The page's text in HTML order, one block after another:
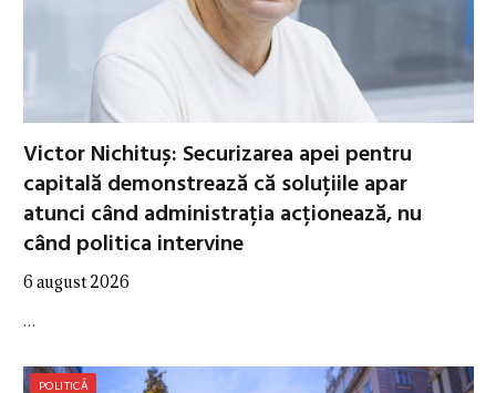
Victor Nichituș: Securizarea apei pentru
capitală demonstrează că soluțiile apar
atunci când administrația acționează, nu
când politica intervine
6 august 2026
…
POLITICĂ